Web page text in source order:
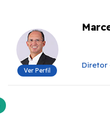
Ver Perfil
Diretor